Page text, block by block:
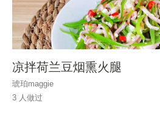
凉拌荷兰豆烟熏火腿
琥珀maggie
3 人做过